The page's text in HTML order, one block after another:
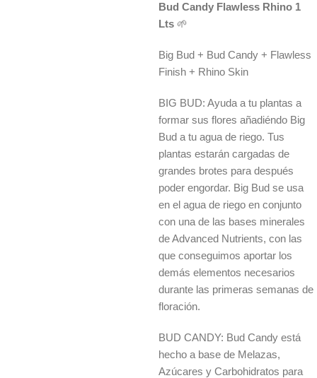
Bud Candy Flawless Rhino 1
Lts 🌱
Big Bud + Bud Candy + Flawless
Finish + Rhino Skin
BIG BUD: Ayuda a tu plantas a
formar sus flores añadiéndo Big
Bud a tu agua de riego. Tus
plantas estarán cargadas de
grandes brotes para después
poder engordar. Big Bud se usa
en el agua de riego en conjunto
con una de las bases minerales
de Advanced Nutrients, con las
que conseguimos aportar los
demás elementos necesarios
durante las primeras semanas de
floración.
BUD CANDY: Bud Candy está
hecho a base de Melazas,
Azúcares y Carbohidratos para